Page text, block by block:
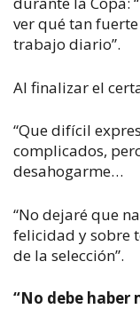
ver qué tan
trabajo diario”.
Al finalizar el
“Que difícil
complicados,
desahogarme…
“No dejaré que
felicidad y sobre
de la selección”.
“No debe haber